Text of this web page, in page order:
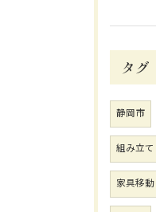
タグ
静岡市
組み立て
家具移動